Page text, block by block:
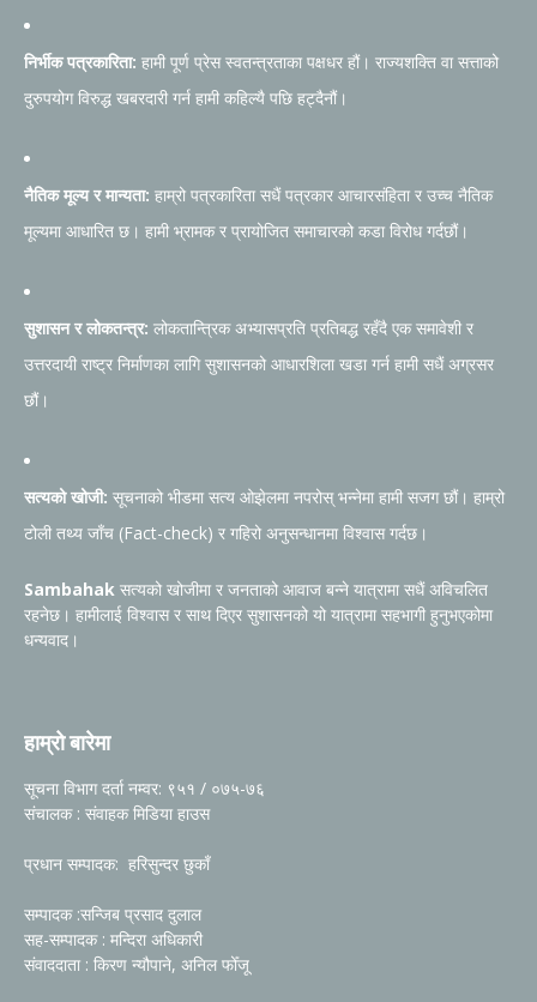
निर्भीक पत्रकारिता: हामी पूर्ण प्रेस स्वतन्त्रताका पक्षधर हौं। राज्यशक्ति वा सत्ताको
दुरुपयोग विरुद्ध खबरदारी गर्न हामी कहिल्यै पछि हट्दैनौं।
नैतिक मूल्य र मान्यता: हाम्रो पत्रकारिता सधैं पत्रकार आचारसंहिता र उच्च नैतिक
मूल्यमा आधारित छ। हामी भ्रामक र प्रायोजित समाचारको कडा विरोध गर्दछौं।
सुशासन र लोकतन्त्र: लोकतान्त्रिक अभ्यासप्रति प्रतिबद्ध रहँदै एक समावेशी र
उत्तरदायी राष्ट्र निर्माणका लागि सुशासनको आधारशिला खडा गर्न हामी सधैं अग्रसर
छौं।
सत्यको खोजी: सूचनाको भीडमा सत्य ओझेलमा नपरोस् भन्नेमा हामी सजग छौं। हाम्रो
टोली तथ्य जाँच (Fact-check) र गहिरो अनुसन्धानमा विश्वास गर्दछ।
Sambahak सत्यको खोजीमा र जनताको आवाज बन्ने यात्रामा सधैं अविचलित
रहनेछ। हामीलाई विश्वास र साथ दिएर सुशासनको यो यात्रामा सहभागी हुनुभएकोमा
धन्यवाद।
हाम्रो बारेमा
सूचना विभाग दर्ता नम्वर: ९५१ / ०७५-७६
संचालक : संवाहक मिडिया हाउस
प्रधान सम्पादक: हरिसुन्दर छुकाँ
सम्पादक :सन्जिब प्रसाद दुलाल
सह-सम्पादक : मन्दिरा अधिकारी
संवाददाता : किरण न्यौपाने, अनिल फोँजू